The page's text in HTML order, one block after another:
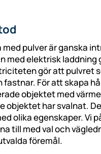
pulver är ganska
med elektrisk
gör att pulvret
För att skapa
objektet med
objektet har svalnat.
olika egenskaper. Vi
till med val och
föremål.